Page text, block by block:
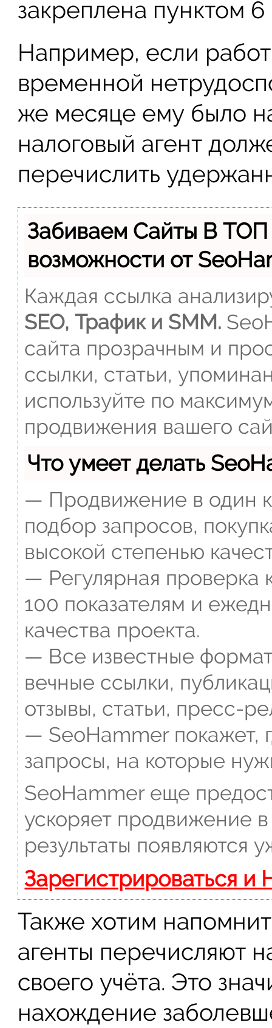
закреплена пунктом
Например, если
временной
же месяце ему было
налоговый агент
перечислить
Забиваем Сайты В
возможности от
Каждая ссылка
SEO, Трафик и SMM.
сайта прозрачным и
ссылки, статьи,
используйте по
продвижения вашего
Что умеет делать
— Продвижение в один
подбор запросов,
высокой степенью
— Регулярная проверка
100 показателям и
качества проекта.
— Все известные
вечные ссылки,
отзывы, статьи, пресс-
— SeoHammer покажет,
запросы, на которые
SeoHammer еще
ускоряет продвижение
результаты появляются
Зарегистрироваться и
Также хотим
агенты перечисляют
своего учёта. Это
нахождение